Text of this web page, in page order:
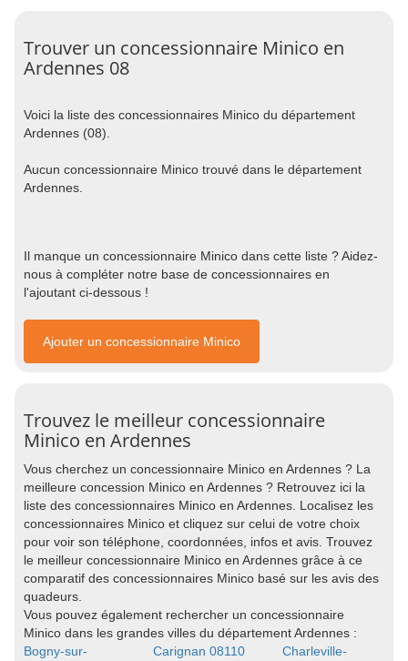
Trouver un concessionnaire Minico en
Ardennes 08
Voici la liste des concessionnaires Minico du département
Ardennes (08).
Aucun concessionnaire Minico trouvé dans le département
Ardennes.
Il manque un concessionnaire Minico dans cette liste ? Aidez-
nous à compléter notre base de concessionnaires en
l'ajoutant ci-dessous !
Ajouter un concessionnaire Minico
Trouvez le meilleur concessionnaire
Minico en Ardennes
Vous cherchez un concessionnaire Minico en Ardennes ? La
meilleure concession Minico en Ardennes ? Retrouvez ici la
liste des concessionnaires Minico en Ardennes. Localisez les
concessionnaires Minico et cliquez sur celui de votre choix
pour voir son téléphone, coordonnées, infos et avis. Trouvez
le meilleur concessionnaire Minico en Ardennes grâce à ce
comparatif des concessionnaires Minico basé sur les avis des
quadeurs.
Vous pouvez également rechercher un concessionnaire
Minico dans les grandes villes du département Ardennes :
Bogny-sur-
Carignan 08110
Charleville-